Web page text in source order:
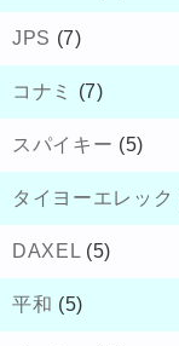
JPS (7)
コナミ (7)
スパイキー (5)
タイヨーエレック
DAXEL (5)
平和 (5)